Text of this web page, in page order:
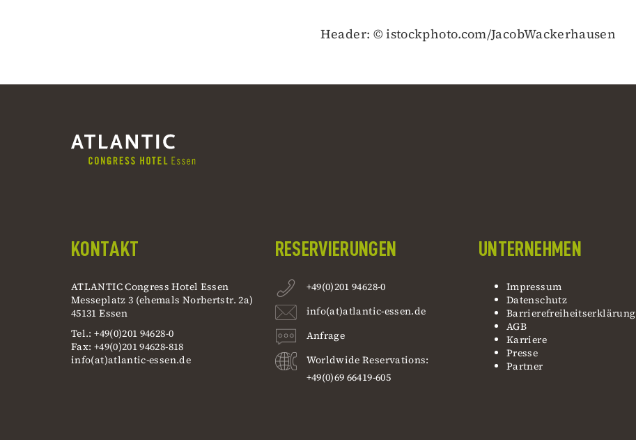
Header: © istockphoto.com/JacobWackerhausen
KONTAKT
ATLANTIC Congress Hotel Essen
Messeplatz 3 (ehemals Norbertstr. 2a)
45131 Essen
Tel.: +49(0)201 94628-0
Fax: +49(0)201 94628-818
info(at)atlantic-essen.de
RESERVIERUNGEN
+49(0)201 94628-0
info(at)atlantic-essen.de
Anfrage
Worldwide Reservations:
+49(0)69 66419-605
UNTERNEHMEN
Impressum
Datenschutz
Barrierefreiheitserklärung
AGB
Karriere
Presse
Partner